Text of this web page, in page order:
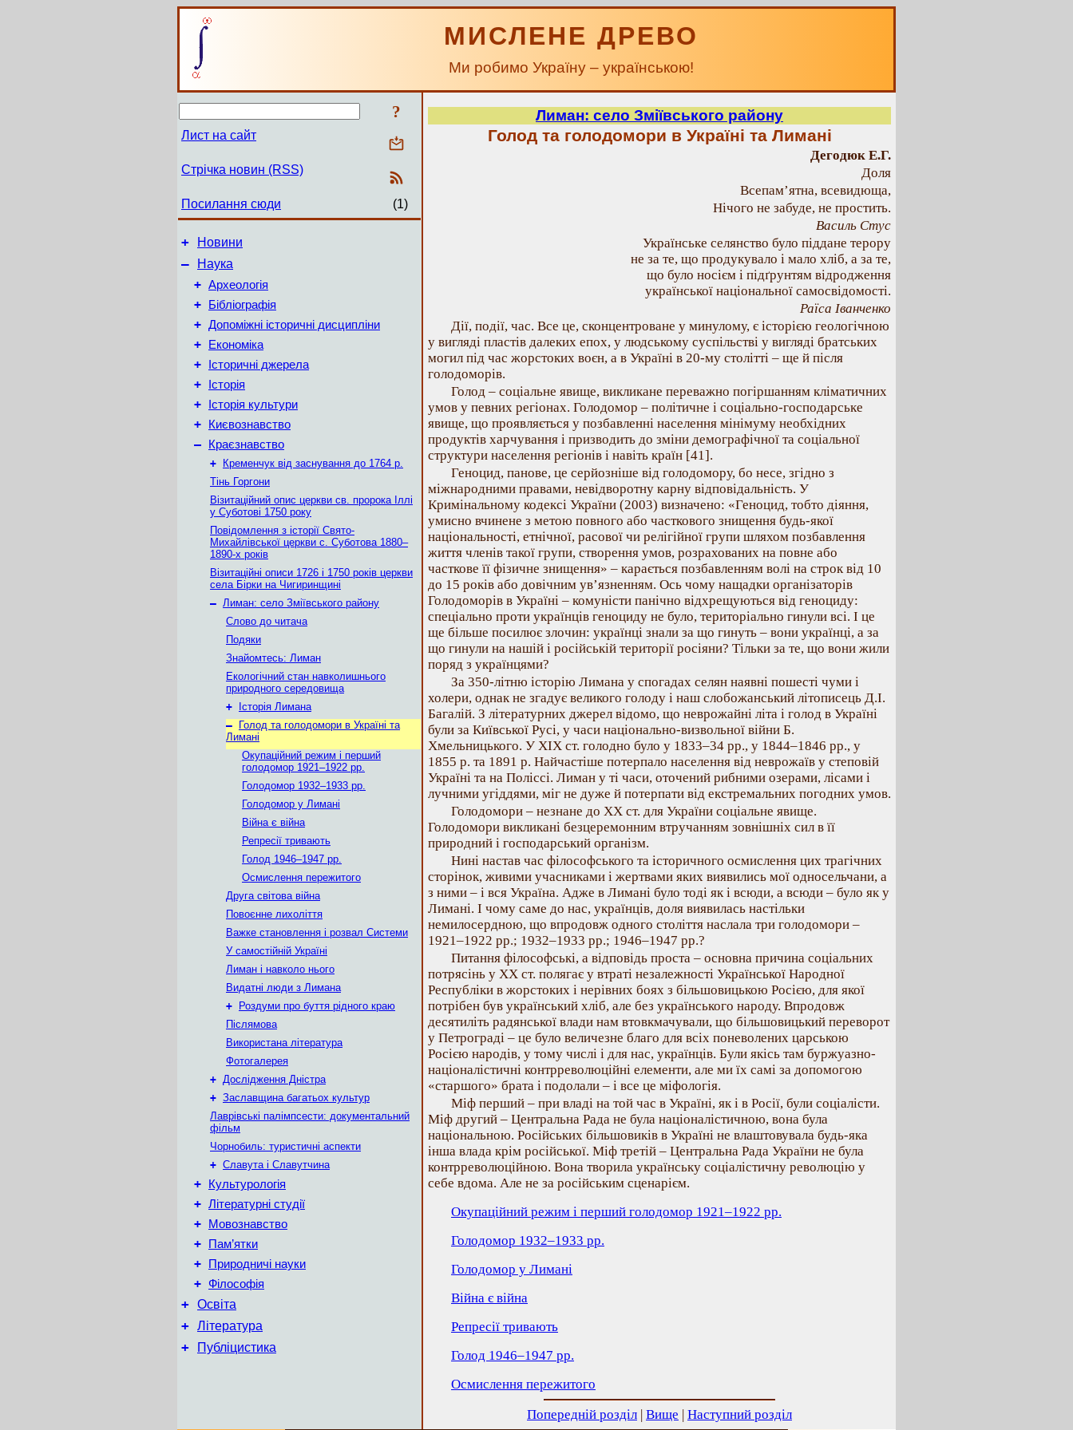
МИСЛЕНЕ ДРЕВО
Ми робимо Україну – українською!
?
Лист на сайт
Стрічка новин (RSS)
Посилання сюди (1)
+ Новини
–
Наука
+ Археологія
+ Бібліографія
+ Допоміжні історичні дисципліни
+ Економіка
+ Історичні джерела
+ Історія
+ Історія культури
+ Києвознавство
– Краєзнавство
+
Кременчук від заснування до 1764 р.
Тінь Горгони
Візитаційний опис церкви св. пророка Іллі
у Суботові 1750 року
Повідомлення з історії Свято-
Михайлівської церкви с. Суботова 1880–
1890-х років
Візитаційні описи 1726 і 1750 років церкви
села Бірки на Чигиринщині
– Лиман: село Зміївського району
Слово до читача
Подяки
Знайомтесь: Лиман
Екологічний стан навколишнього
природного середовища
+
Історія Лимана
–
Голод та голодомори в Україні та
Лимані
Окупаційний режим і перший
голодомор 1921–1922 рр.
Голодомор 1932–1933 рр.
Голодомор у Лимані
Війна є війна
Репресії тривають
Голод 1946–1947 рр.
Осмислення пережитого
Друга світова війна
Повоєнне лихоліття
Важке становлення і розвал Системи
У самостійній Україні
Лиман і навколо нього
Видатні люди з Лимана
+
Роздуми про буття рідного краю
Післямова
Використана література
Фотогалерея
+ Дослідження Дністра
+ Заславщина багатьох культур
Лаврівські палімпсести: документальний
фільм
Чорнобиль: туристичні аспекти
+ Славута і Славутчина
+ Культурологія
+ Літературні студії
+ Мовознавство
+ Пам’ятки
+ Природничі науки
+ Філософія
+ Освіта
+ Література
+ Публіцистика
Лиман: село Зміївського району
Голод та голодомори в Україні та Лимані
Дегодюк Е.Г.
Доля
Всепам’ятна, всевидюща,
Нічого не забуде, не простить.
Василь Стус
Українське селянство було піддане терору
не за те, що продукувало і мало хліб, а за те,
що було носієм і підґрунтям відродження
української національної самосвідомості.
Раїса Іванченко
Дії, події, час. Все це, сконцентроване у минулому, є історією геологічною
у вигляді пластів далеких епох, у людському суспільстві у вигляді братських
могил під час жорстоких воєн, а в Україні в 20-му столітті – ще й після
голодоморів.
Голод – соціальне явище, викликане переважно погіршанням кліматичних
умов у певних регіонах. Голодомор – політичне і соціально-господарське
явище, що проявляється у позбавленні населення мінімуму необхідних
продуктів харчування і призводить до зміни демографічної та соціальної
структури населення регіонів і навіть країн [41].
Геноцид, панове, це серйозніше від голодомору, бо несе, згідно з
міжнародними правами, невідворотну карну відповідальність. У
Кримінальному кодексі України (2003) визначено: «Геноцид, тобто діяння,
умисно вчинене з метою повного або часткового знищення будь-якої
національності, етнічної, расової чи релігійної групи шляхом позбавлення
життя членів такої групи, створення умов, розрахованих на повне або
часткове її фізичне знищення» – карається позбавленням волі на строк від 10
до 15 років або довічним ув’язненням. Ось чому нащадки організаторів
Голодоморів в Україні – комуністи панічно відхрещуються від геноциду:
спеціально проти українців геноциду не було, територіально гинули всі. І це
ще більше посилює злочин: українці знали за що гинуть – вони українці, а за
що гинули на нашій і російській території росіяни? Тільки за те, що вони жили
поряд з українцями?
За 350-літню історію Лимана у спогадах селян наявні пошесті чуми і
холери, однак не згадує великого голоду і наш слобожанський літописець Д.І.
Багалій. З літературних джерел відомо, що неврожайні літа і голод в Україні
були за Київської Русі, у часи національно-визвольної війни Б.
Хмельницького. У XIX ст. голодно було у 1833–34 рр., у 1844–1846 рр., у
1855 р. та 1891 р. Найчастіше потерпало населення від неврожаїв у степовій
Україні та на Поліссі. Лиман у ті часи, оточений рибними озерами, лісами і
лучними угіддями, міг не дуже й потерпати від екстремальних погодних умов.
Голодомори – незнане до XX ст. для України соціальне явище.
Голодомори викликані безцеремонним втручанням зовнішніх сил в її
природний і господарський організм.
Нині настав час філософського та історичного осмислення цих трагічних
сторінок, живими учасниками і жертвами яких виявились мої односельчани, а
з ними – і вся Україна. Адже в Лимані було тоді як і всюди, а всюди – було як у
Лимані. І чому саме до нас, українців, доля виявилась настільки
немилосердною, що впродовж одного століття наслала три голодомори –
1921–1922 рр.; 1932–1933 рр.; 1946–1947 рр.?
Питання філософські, а відповідь проста – основна причина соціальних
потрясінь у XX ст. полягає у втраті незалежності Української Народної
Республіки в жорстоких і нерівних боях з більшовицькою Росією, для якої
потрібен був український хліб, але без українського народу. Впродовж
десятиліть радянської влади нам втовкмачували, що більшовицький переворот
у Петрограді – це було величезне благо для всіх поневолених царською
Росією народів, у тому числі і для нас, українців. Були якісь там буржуазно-
націоналістичні контрреволюційні елементи, але ми їх самі за допомогою
«старшого» брата і подолали – і все це міфологія.
Міф перший – при владі на той час в Україні, як і в Росії, були соціалісти.
Міф другий – Центральна Рада не була націоналістичною, вона була
національною. Російських більшовиків в Україні не влаштовувала будь-яка
інша влада крім російської. Міф третій – Центральна Рада України не була
контрреволюційною. Вона творила українську соціалістичну революцію у
себе вдома. Але не за російським сценарієм.
Окупаційний режим і перший голодомор 1921–1922 рр.
Голодомор 1932–1933 рр.
Голодомор у Лимані
Війна є війна
Репресії тривають
Голод 1946–1947 рр.
Осмислення пережитого
Попередній розділ | Вище | Наступний розділ